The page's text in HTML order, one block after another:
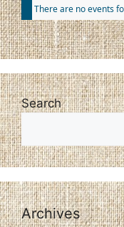
There are no events
Search
Archives